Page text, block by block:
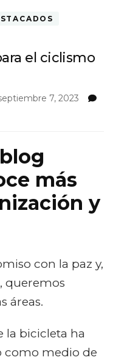
el ciclismo
7, 2023
más
y
con la paz y,
queremos
áreas.
la bicicleta ha
como medio de